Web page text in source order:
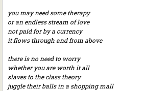
you may need some therapy
or an endless stream of love
not paid for by a currency
it flows through and from above
there is no need to worry
whether you are worth it all
slaves to the class theory
juggle their balls in a shopping mall